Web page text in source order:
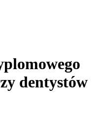
dentystów